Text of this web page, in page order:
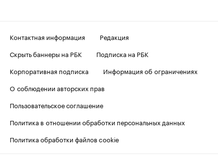
Контактная информация
Редакция
Скрыть баннеры на РБК
Подписка на РБК
Корпоративная подписка
Информация об ограничениях
О соблюдении авторских прав
Пользовательское соглашение
Политика в отношении обработки персональных данных
Политика обработки файлов cookie